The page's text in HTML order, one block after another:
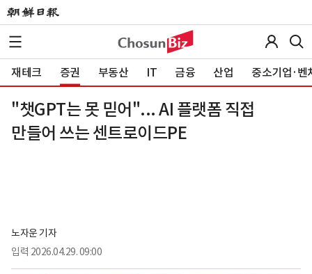
재테크 증권 부동산 IT 금융 산업 중소기업·벤
"챗GPT는 못 믿어"... AI 플랫폼 직접
만들어 쓰는 센트로이드PE
노자운 기자
입력 2026.04.29. 09:00